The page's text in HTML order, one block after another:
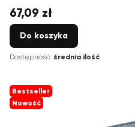
Cena
67,09 zł
Do koszyka
Dostępność: średnia ilość
Bestseller
Nowość